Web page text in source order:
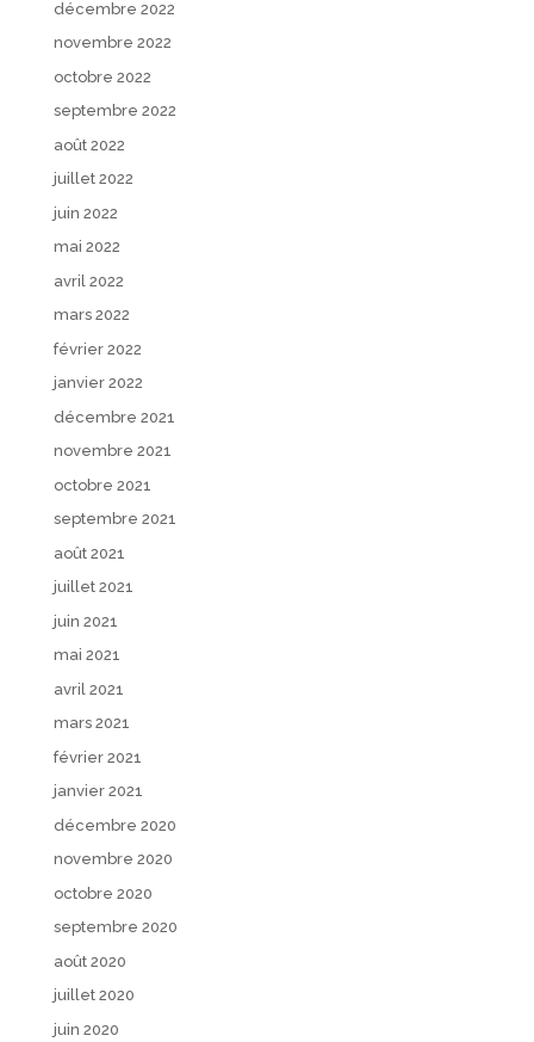
décembre 2022
novembre 2022
octobre 2022
septembre 2022
août 2022
juillet 2022
juin 2022
mai 2022
avril 2022
mars 2022
février 2022
janvier 2022
décembre 2021
novembre 2021
octobre 2021
septembre 2021
août 2021
juillet 2021
juin 2021
mai 2021
avril 2021
mars 2021
février 2021
janvier 2021
décembre 2020
novembre 2020
octobre 2020
septembre 2020
août 2020
juillet 2020
juin 2020